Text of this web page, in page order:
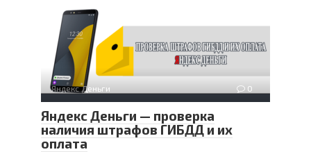
Яндекс Деньги 0
Яндекс Деньги — проверка
наличия штрафов ГИБДД и их
оплата